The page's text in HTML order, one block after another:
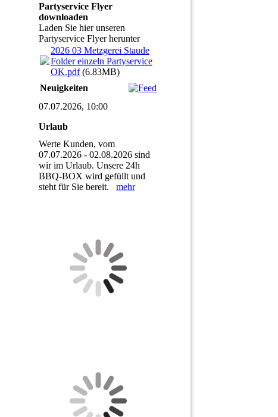
Partyservice Flyer
downloaden
Laden Sie hier unseren
Partyservice Flyer herunter
2026 03 Metzgerei Staude
Folder einzeln Partyservice
OK.pdf(6.83MB)
Neuigkeiten
07.07.2026, 10:00
Urlaub
Werte Kunden, vom
07.07.2026 - 02.08.2026 sind
wir im Urlaub. Unsere 24h
BBQ-BOX wird gefüllt und
steht für Sie bereit. mehr